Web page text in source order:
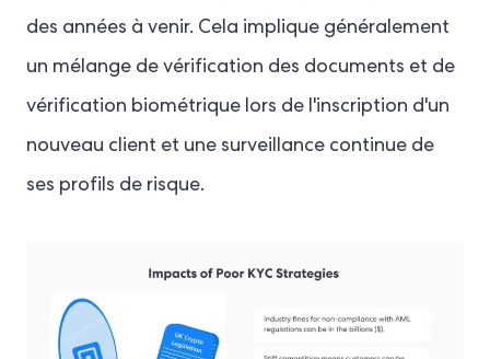
des années à venir. Cela implique généralement
un mélange de vérification des documents et de
vérification biométrique lors de l'inscription d'un
nouveau client et une surveillance continue de
ses profils de risque.